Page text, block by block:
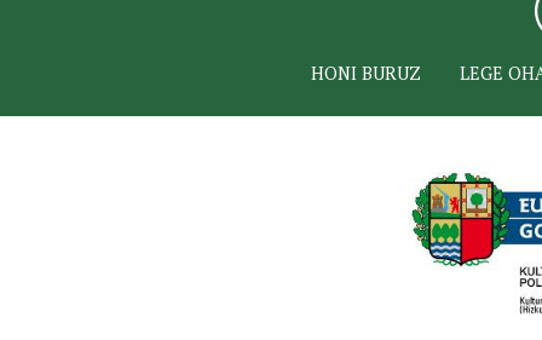
HONI BURUZ LEGE